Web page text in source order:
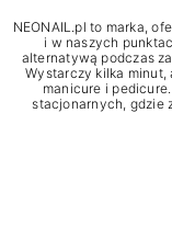
NEONAIL.pl to marka,
i w naszych
alternatywą podczas
Wystarczy kilka
manicure i
stacjonarnych, gdzie